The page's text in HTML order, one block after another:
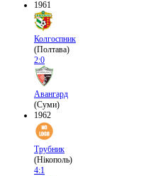
1961
Колгоспник
(Полтава)
2:0
Авангард
(Суми)
1962
Трубник
(Нікополь)
4:1